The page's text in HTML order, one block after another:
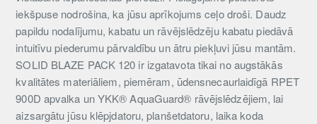
iekšpuse nodrošina, ka jūsu aprīkojums ceļo droši. Daudz
papildu nodalījumu, kabatu un rāvējslēdzēju kabatu piedāvā
intuitīvu piederumu pārvaldību un ātru piekļuvi jūsu mantām.
SOLID BLAZE PACK 120 ir izgatavota tikai no augstākās
kvalitātes materiāliem, piemēram, ūdensnecaurlaidīgā RPET
900D apvalka un YKK® AquaGuard® rāvējslēdzējiem, lai
aizsargātu jūsu klēpjdatoru, planšetdatoru, laika koda